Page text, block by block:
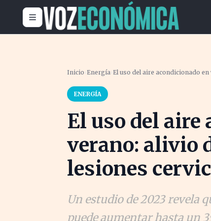
Inicio ›Energía›El uso del aire acondicionado
ENERGÍA
El uso del aire
verano: alivio
lesiones
Un estudio de 2023 revela
puede aumentar hasta un